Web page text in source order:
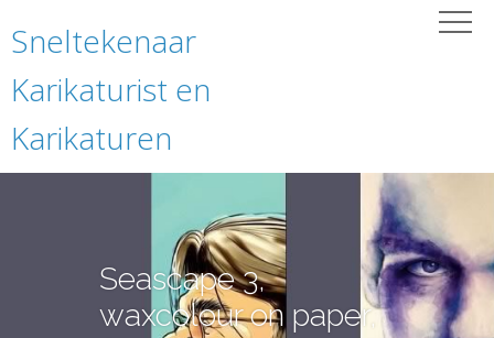
Sneltekenaar
Karikaturist en
Karikaturen
Seascape 3,
waxcolour on paper,